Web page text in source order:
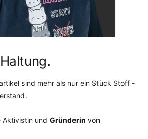
sind mehr als nur ein Stück Stoff -
Aktivistin und Gründerin von